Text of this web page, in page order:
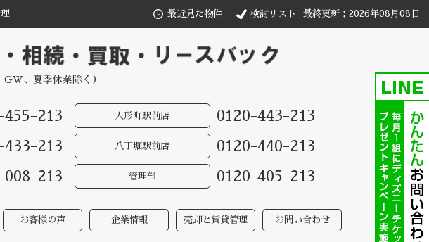
最近見た物件 検討リスト 最終更新：2026年08月08日
、夏季休業除く）
455-213 人形町駅前店 0120-443-213
433-213 八丁堀駅前店 0120-440-213
008-213 管理部 0120-405-213
お客様の声 企業情報 売却と賃貸管理 お問い合わせ